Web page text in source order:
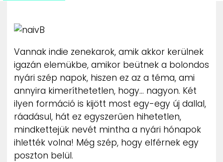
MÉDIAAJÁNLAT
IMPRESSZUM
PR-ARCHÍVUM
ADATKEZELÉSI TÁJÉKOZTATÓ
Vannak indie zenekarok, amik akkor kerülnek
igazán elemükbe, amikor beütnek a bolondos
nyári szép napok, hiszen ez az a téma, ami
annyira kimeríthetetlen, hogy… nagyon. Két
ilyen formáció is kijött most egy-egy új dallal,
ráadásul, hát ez egyszerűen hihetetlen,
mindkettejük nevét mintha a nyári hónapok
ihlették volna! Még szép, hogy elférnek egy
poszton belül.